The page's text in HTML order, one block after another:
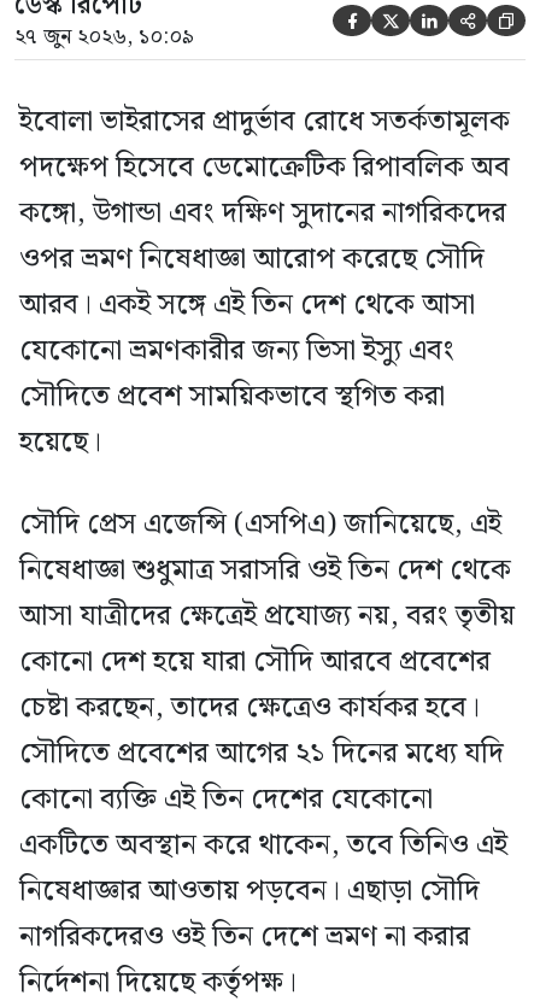
২৭ জুন ২০২৬, ১০:০৯     
ইবোলা ভাইরাসের প্রাদুর্ভাব রোধে সতর্কতামূলক
পদক্ষেপ হিসেবে ডেমোক্রেটিক রিপাবলিক অব
কঙ্গো, উগান্ডা এবং দক্ষিণ সুদানের নাগরিকদের
ওপর ভ্রমণ নিষেধাজ্ঞা আরোপ করেছে সৌদি
আরব। একই সঙ্গে এই তিন দেশ থেকে আসা
যেকোনো ভ্রমণকারীর জন্য ভিসা ইস্যু এবং
সৌদিতে প্রবেশ সাময়িকভাবে স্থগিত করা
হয়েছে।
সৌদি প্রেস এজেন্সি (এসপিএ) জানিয়েছে, এই
নিষেধাজ্ঞা শুধুমাত্র সরাসরি ওই তিন দেশ থেকে
আসা যাত্রীদের ক্ষেত্রেই প্রযোজ্য নয়, বরং তৃতীয়
কোনো দেশ হয়ে যারা সৌদি আরবে প্রবেশের
চেষ্টা করছেন, তাদের ক্ষেত্রেও কার্যকর হবে।
সৌদিতে প্রবেশের আগের ২১ দিনের মধ্যে যদি
কোনো ব্যক্তি এই তিন দেশের যেকোনো
একটিতে অবস্থান করে থাকেন, তবে তিনিও এই
নিষেধাজ্ঞার আওতায় পড়বেন। এছাড়া সৌদি
নাগরিকদেরও ওই তিন দেশে ভ্রমণ না করার
নির্দেশনা দিয়েছে কর্তৃপক্ষ।